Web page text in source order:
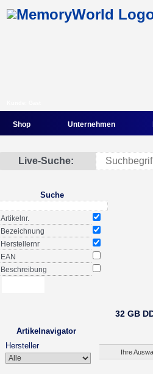
Shop Unternehmen
Live-Suche:
Suche
Artikelnr.
Bezeichnung
Herstellernr
EAN
Beschreibung
Artikelnavigator
Hersteller
32 GB
Ihre